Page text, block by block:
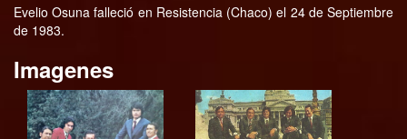
Evelio Osuna falleció en Resistencia (Chaco) el 24 de Septiembre
de 1983.
Imagenes